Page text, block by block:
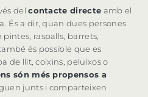
delcontacte directe amb el
És a dir, quan dues persones
raspalls, barrets,
és possible que es
de llit, coixins, peluixos o
són més propensos a
junts i comparteixen